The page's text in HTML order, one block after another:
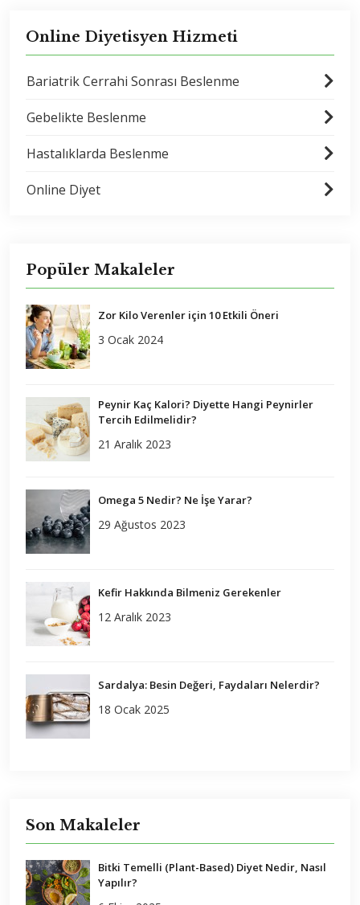
Online Diyetisyen Hizmeti
Bariatrik Cerrahi Sonrası Beslenme
Gebelikte Beslenme
Hastalıklarda Beslenme
Online Diyet
Popüler Makaleler
Zor Kilo Verenler için 10 Etkili Öneri
3 Ocak 2024
Peynir Kaç Kalori? Diyette Hangi Peynirler
Tercih Edilmelidir?
21 Aralık 2023
Omega 5 Nedir? Ne İşe Yarar?
29 Ağustos 2023
Kefir Hakkında Bilmeniz Gerekenler
12 Aralık 2023
Sardalya: Besin Değeri, Faydaları Nelerdir?
18 Ocak 2025
Son Makaleler
Bitki Temelli (Plant-Based) Diyet Nedir, Nasıl
Yapılır?